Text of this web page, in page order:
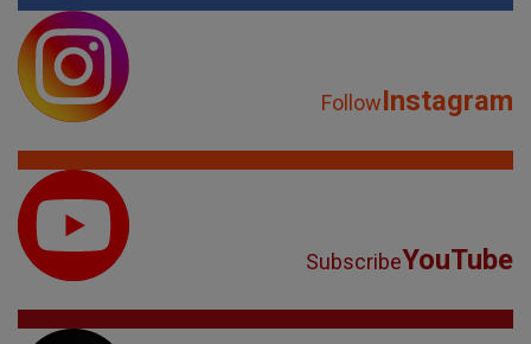
FollowInstagram
SubscribeYouTube